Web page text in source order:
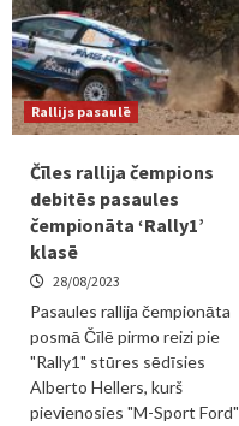
Rallijs pasaulē
Čīles rallija čempions
debitēs pasaules
čempionāta ‘Rally1’
klasē
28/08/2023
Pasaules rallija čempionāta
posmā Čīlē pirmo reizi pie
"Rally1" stūres sēdīsies
Alberto Hellers, kurš
pievienosies "M-Sport Ford"